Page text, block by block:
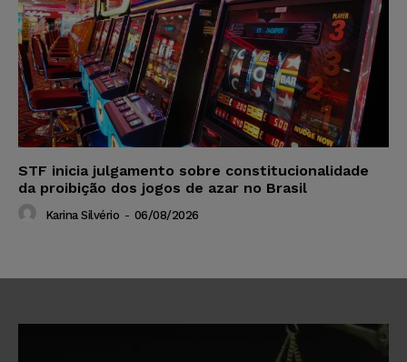
STF inicia julgamento sobre constitucionalidade
da proibição dos jogos de azar no Brasil
Karina Silvério - 06/08/2026